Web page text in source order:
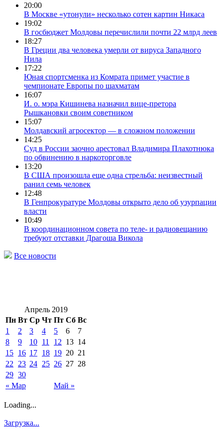
20:00
В Москве «утонули» несколько сотен картин Никаса
19:02
В госбюджет Молдовы перечислили почти 22 млрд леев
18:27
В Греции два человека умерли от вируса Западного
Нила
17:22
Юная спортсменка из Комрата примет участие в
чемпионате Европы по шахматам
16:07
И. о. мэра Кишинева назначил вице-претора
Рышкановки своим советником
15:07
Молдавский агросектор — в сложном положении
14:25
Суд в России заочно арестовал Владимира Плахотнюка
по обвинению в наркоторговле
13:20
В США произошла еще одна стрельба: неизвестный
ранил семь человек
12:48
В Генпрокуратуре Молдовы открыто дело об узурпации
власти
10:49
В координационном совета по теле- и радиовещанию
требуют отставки Драгоша Викола
Все новости
Апрель 2019
Пн Вт Ср Чт Пт Сб Вс
« Мар Май »
1 2 3 4 5 6
7
8
9 10 11 12 13 14
15 16 17 18 19 20 21
22
23 24 25 26 27 28
29 30
Loading...
Загрузка...